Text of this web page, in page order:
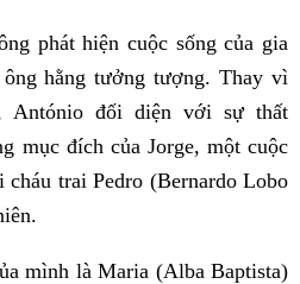
phát hiện cuộc sống của gia
hằng tưởng tượng. Thay vì
António đối diện với sự thất
mục đích của Jorge, một cuộc
trai Pedro (Bernardo Lobo
mình là Maria (Alba Baptista)